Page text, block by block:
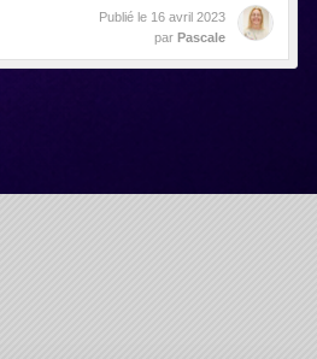
Publié le 16 avril 2023
par Pascale